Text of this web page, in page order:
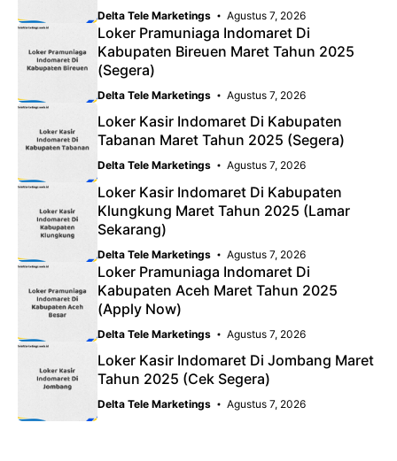
Delta Tele Marketings Agustus 7, 2026
Loker Pramuniaga Indomaret Di
Kabupaten Bireuen Maret Tahun 2025
(Segera)
Delta Tele Marketings Agustus 7, 2026
Loker Kasir Indomaret Di Kabupaten
Tabanan Maret Tahun 2025 (Segera)
Delta Tele Marketings Agustus 7, 2026
Loker Kasir Indomaret Di Kabupaten
Klungkung Maret Tahun 2025 (Lamar
Sekarang)
Delta Tele Marketings Agustus 7, 2026
Loker Pramuniaga Indomaret Di
Kabupaten Aceh Maret Tahun 2025
(Apply Now)
Delta Tele Marketings Agustus 7, 2026
Loker Kasir Indomaret Di Jombang Maret
Tahun 2025 (Cek Segera)
Delta Tele Marketings Agustus 7, 2026